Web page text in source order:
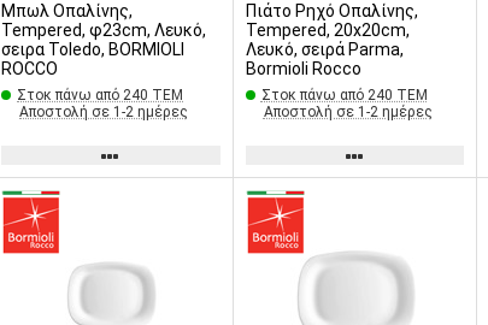
Μπωλ Οπαλίνης,
Tempered, φ23cm, Λευκό,
σειρα Toledo, BORMIOLI
ROCCO
Στοκ πάνω από 240 ΤΕΜ
Αποστολή σε 1-2 ημέρες
Πιάτο Ρηχό Οπαλίνης,
Tempered, 20x20cm,
Λευκό, σειρά Parma,
Bormioli Rocco
Στοκ πάνω από 240 ΤΕΜ
Αποστολή σε 1-2 ημέρες